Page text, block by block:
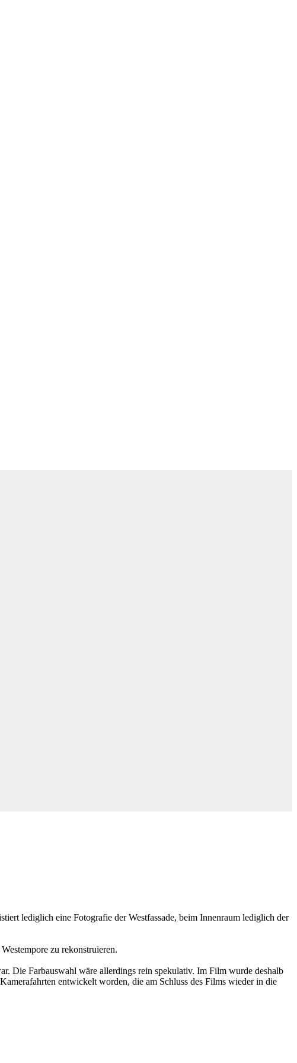
lediglich eine Fotografie der Westfassade, beim Innenraum lediglich der
zu rekonstruieren.
Die Farbauswahl wäre allerdings rein spekulativ. Im Film wurde deshalb
entwickelt worden, die am Schluss des Films wieder in die